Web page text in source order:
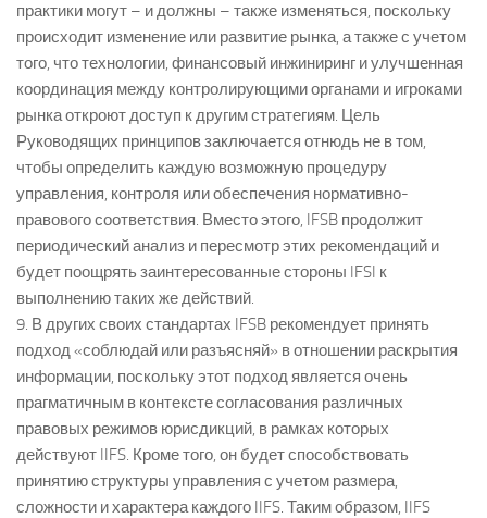
практики могут – и должны – также изменяться, поскольку
происходит изменение или развитие рынка, а также с учетом
того, что технологии, финансовый инжиниринг и улучшенная
координация между контролирующими органами и игроками
рынка откроют доступ к другим стратегиям. Цель
Руководящих принципов заключается отнюдь не в том,
чтобы определить каждую возможную процедуру
управления, контроля или обеспечения нормативно-
правового соответствия. Вместо этого, IFSB продолжит
периодический анализ и пересмотр этих рекомендаций и
будет поощрять заинтересованные стороны IFSI к
выполнению таких же действий.
9. В других своих стандартах IFSB рекомендует принять
подход «соблюдай или разъясняй» в отношении раскрытия
информации, поскольку этот подход является очень
прагматичным в контексте согласования различных
правовых режимов юрисдикций, в рамках которых
действуют IIFS. Кроме того, он будет способствовать
принятию структуры управления с учетом размера,
сложности и характера каждого IIFS. Таким образом, IIFS